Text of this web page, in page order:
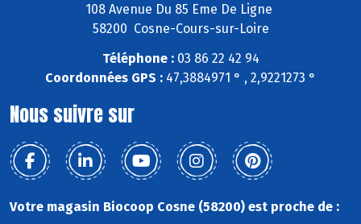
108 Avenue Du 85 Eme De Ligne
58200 Cosne-Cours-sur-Loire
Téléphone :03 86 22 42 94
Coordonnées GPS : 47,3884971 ° , 2,9221273 °
Nous suivre sur
Votre magasin Biocoop Cosne (58200) est proche de :